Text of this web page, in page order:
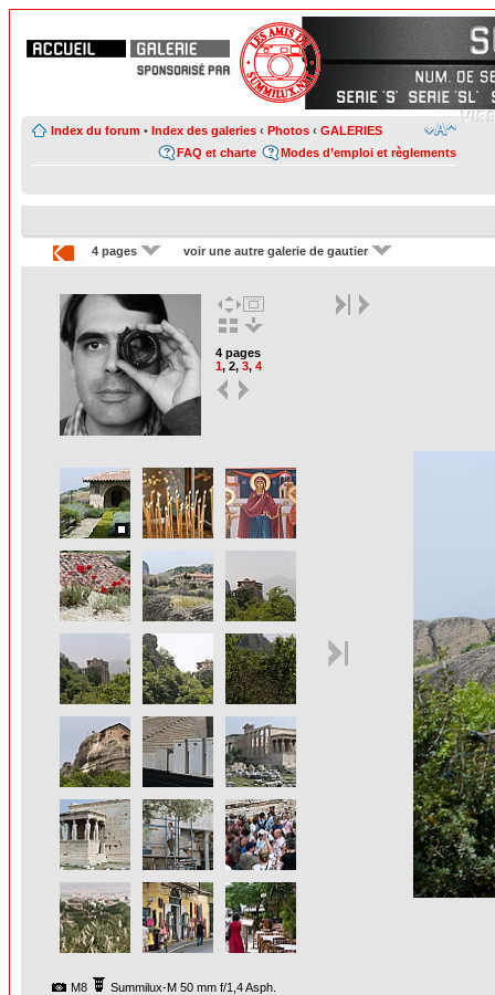
Index du forum • Index des galeries ‹ Photos ‹ GALERIES
Modes d’emploi et règlements
FAQ et charte
4 pages voir une autre galerie de gautier
4 pages
1, 2, 3, 4
M8 Summilux-M 50 mm f/1,4 Asph.